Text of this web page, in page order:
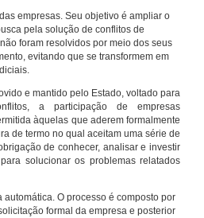
empresas. Seu objetivo é ampliar o
pela solução de conflitos de
foram resolvidos por meio dos seus
evitando que se transformem em
e mantido pelo Estado, voltado para
a participação de empresas
àquelas que aderem formalmente
de termo no qual aceitam uma série de
de conhecer, analisar e investir
solucionar os problemas relatados
automática. O processo é composto por
formal da empresa e posterior